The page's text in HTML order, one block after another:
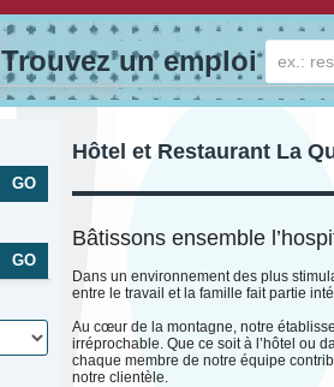
Trouvez un emploi
Hôtel et Restaurant La
Bâtissons ensemble
Dans un environnement des plus
entre le travail et la famille fait partie
Au cœur de la montagne, notre
irréprochable. Que ce soit à l’hôtel ou
chaque membre de notre équipe
notre clientèle.